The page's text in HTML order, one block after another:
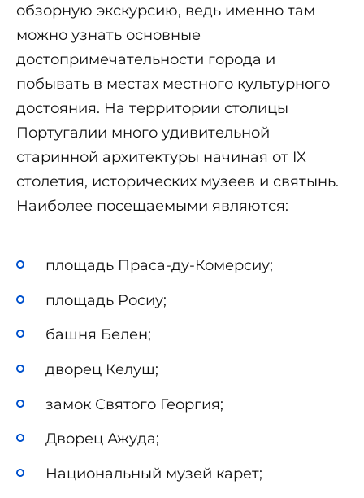
обзорную экскурсию, ведь именно там
можно узнать основные
достопримечательности города и
побывать в местах местного культурного
достояния. На территории столицы
Португалии много удивительной
старинной архитектуры начиная от IX
столетия, исторических музеев и святынь.
Наиболее посещаемыми являются:
площадь Праса-ду-Комерсиу;
площадь Росиу;
башня Белен;
дворец Келуш;
замок Святого Георгия;
Дворец Ажуда;
Национальный музей карет;